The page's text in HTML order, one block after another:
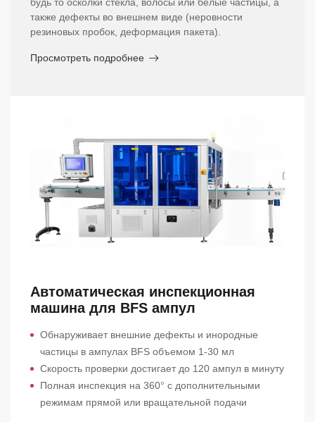
также дефекты во внешнем виде (неровности
резиновых пробок, деформация пакета).
Просмотреть подробнее
Автоматическая инспекционная
машина для BFS ампул
Обнаруживает внешние дефекты и инородные
частицы в ампулах BFS объемом 1-30 мл
Скорость проверки достигает до 120 ампул в минуту
Полная инспекция на 360° с дополнительными
режимам прямой или вращательной подачи